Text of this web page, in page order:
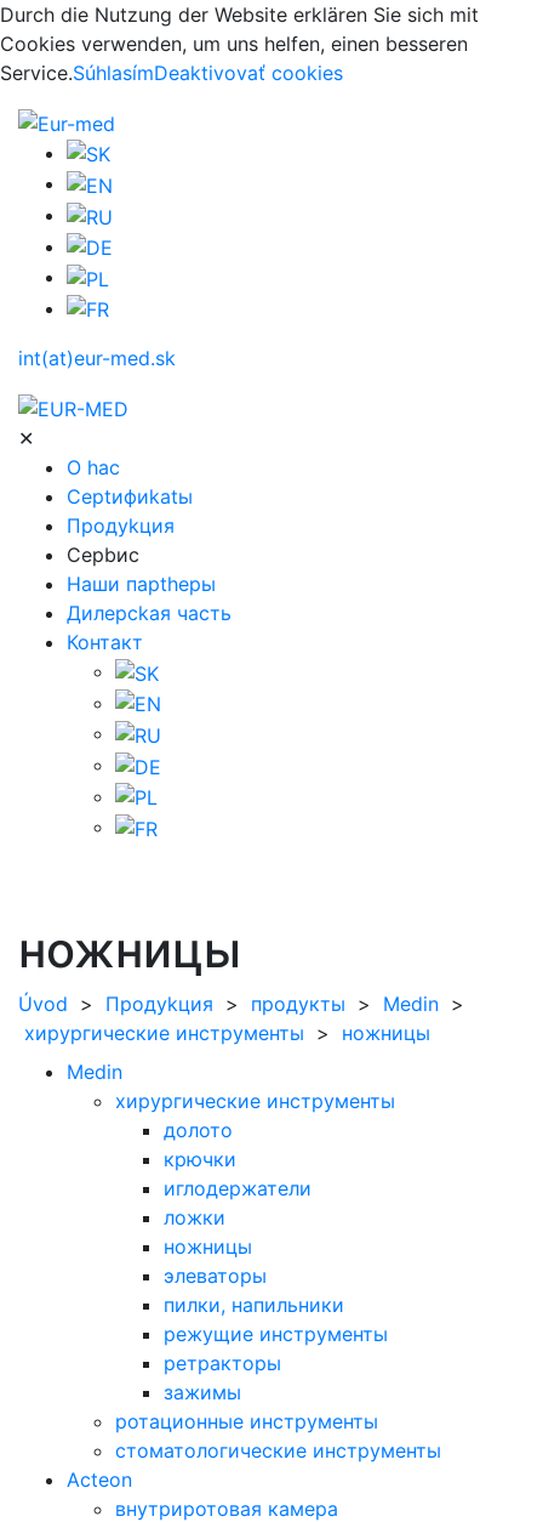
Durch die Nutzung der Website erklären Sie sich mit
Cookies verwenden, um uns helfen, einen besseren
Service.SúhlasímDeaktivovať cookies
int(at)eur-med.sk
✕
O hac
Ceptифиkatы
Пpoдуkция
Cepbиc
Haши пapthepы
Дилepckaя чacть
Контакт
ножницы
Úvod > Пpoдуkция > продукты > Medin >
хирургические инструменты > ножницы
Medin
хирургические инструменты
долото
крючки
иглодержатели
ложки
ножницы
элеваторы
пилки, напильники
режущие инструменты
ретракторы
зажимы
ротационные инструменты
стоматологические инструменты
Acteon
внутриротовая камера